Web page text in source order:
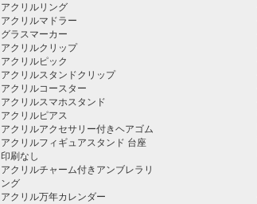
アクリルリング
アクリルマドラー
グラスマーカー
アクリルクリップ
アクリルピック
アクリルスタンドクリップ
アクリルコースター
アクリルスマホスタンド
アクリルピアス
アクリルアクセサリー付きヘアゴム
アクリルフィギュアスタンド 台座
印刷なし
アクリルチャーム付きアンブレラリ
ング
アクリル万年カレンダー